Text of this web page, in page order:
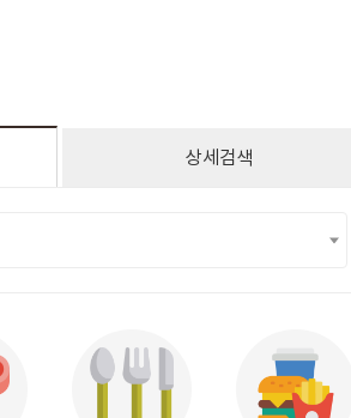
상세검색